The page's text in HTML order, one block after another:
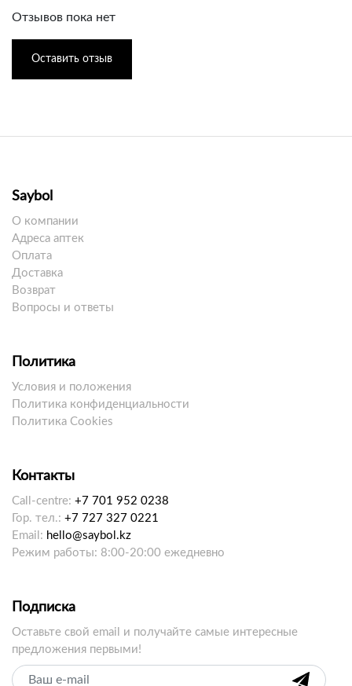
Отзывов пока нет
Оставить отзыв
Saybol
О компании
Адреса аптек
Оплата
Доставка
Возврат
Вопросы и ответы
Политика
Условия и положения
Политика конфиденциальности
Политика Cookies
Контакты
Call-centre: +7 701 952 0238
Гор. тел.: +7 727 327 0221
Email: hello@saybol.kz
Режим работы: 8:00-20:00 ежедневно
Подписка
Оставьте свой email и получайте самые интересные
предложения первыми!